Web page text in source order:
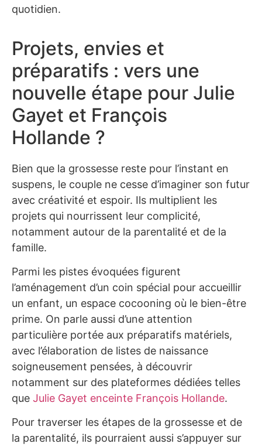
quotidien.
Projets, envies et
préparatifs : vers une
nouvelle étape pour Julie
Gayet et François
Hollande ?
Bien que la grossesse reste pour l’instant en
suspens, le couple ne cesse d’imaginer son futur
avec créativité et espoir. Ils multiplient les
projets qui nourrissent leur complicité,
notamment autour de la parentalité et de la
famille.
Parmi les pistes évoquées figurent
l’aménagement d’un coin spécial pour accueillir
un enfant, un espace cocooning où le bien-être
prime. On parle aussi d’une attention
particulière portée aux préparatifs matériels,
avec l’élaboration de listes de naissance
soigneusement pensées, à découvrir
notamment sur des plateformes dédiées telles
que Julie Gayet enceinte François Hollande.
Pour traverser les étapes de la grossesse et de
la parentalité, ils pourraient aussi s’appuyer sur